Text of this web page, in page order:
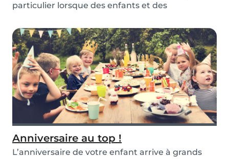
particulier lorsque des enfants et des
Anniversaire au top !
L’anniversaire de votre enfant arrive à grands